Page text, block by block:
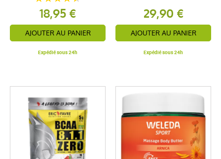
18,95 €
AJOUTER AU PANIER
Expédié sous 24h
29,90 €
AJOUTER AU PANIER
Expédié sous 24h